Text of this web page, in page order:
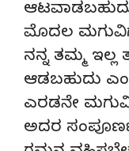
ಮೊದಲ
ನನ್ನ ತಮ್ಮ
ಆಡಬಹುದು
ಎರಡನೇ
ಅದರ ಸಂಪೂರ್ಣ